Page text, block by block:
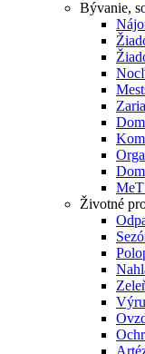
Bývanie,
MeT
Životné